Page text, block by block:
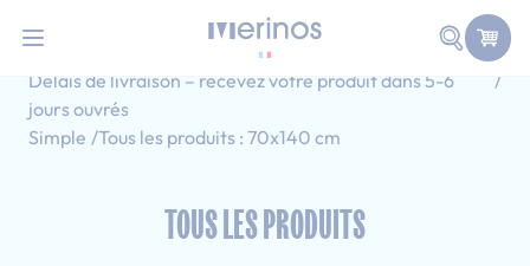
Faire
Accueil
Délais de livraison – recevez votre produit dans 5-6
jours ouvrés
Simple Tous les produits : 70x140 cm
TOUS LES PRODUITS